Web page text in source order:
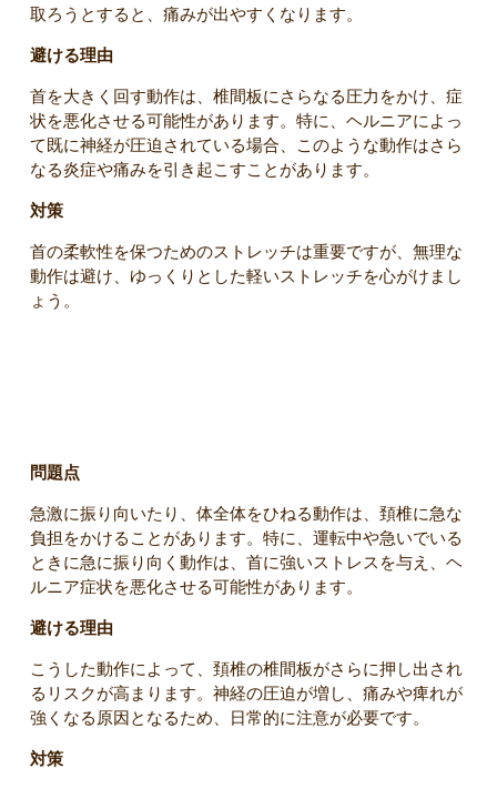
取ろうとすると、痛みが出やすくなります。
避ける理由
首を大きく回す動作は、椎間板にさらなる圧力をかけ、症
状を悪化させる可能性があります。特に、ヘルニアによっ
て既に神経が圧迫されている場合、このような動作はさら
なる炎症や痛みを引き起こすことがあります。
対策
首の柔軟性を保つためのストレッチは重要ですが、無理な
動作は避け、ゆっくりとした軽いストレッチを心がけまし
ょう。
問題点
急激に振り向いたり、体全体をひねる動作は、頚椎に急な
負担をかけることがあります。特に、運転中や急いでいる
ときに急に振り向く動作は、首に強いストレスを与え、ヘ
ルニア症状を悪化させる可能性があります。
避ける理由
こうした動作によって、頚椎の椎間板がさらに押し出され
るリスクが高まります。神経の圧迫が増し、痛みや痺れが
強くなる原因となるため、日常的に注意が必要です。
対策